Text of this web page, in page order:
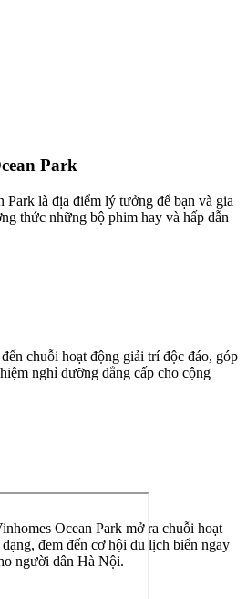
Park
là địa điểm lý tưởng để bạn và gia
thức những bộ phim hay và hấp dẫn
chuỗi hoạt động giải trí độc đáo, góp
nghỉ dưỡng đẳng cấp cho cộng
Ocean Park mở ra chuỗi hoạt
đem đến cơ hội du lịch biển ngay
người dân Hà Nội.